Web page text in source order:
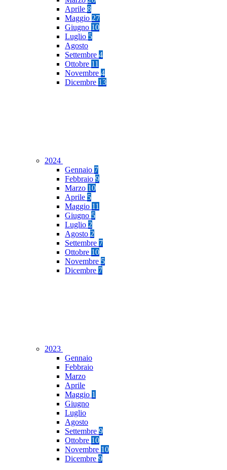
Aprile 8
Maggio 27
Giugno 10
Luglio 5
Agosto
Settembre 4
Ottobre 11
Novembre 4
Dicembre 13
2024
Gennaio 7
Febbraio 9
Marzo 10
Aprile 5
Maggio 11
Giugno 5
Luglio 2
Agosto 2
Settembre 7
Ottobre 10
Novembre 5
Dicembre 7
2023
Gennaio
Febbraio
Marzo
Aprile
Maggio 1
Giugno
Luglio
Agosto
Settembre 9
Ottobre 10
Novembre 10
Dicembre 9